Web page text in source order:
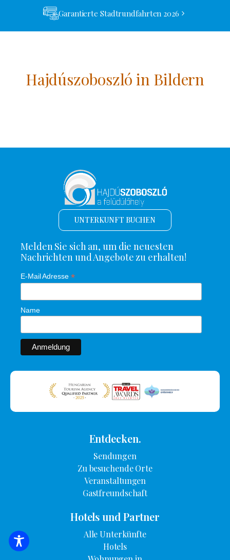
Garantierte Stadtrundfahrten 2026
Hajdúszoboszló in Bildern
SUCHE NACH UNTERKUNFT
UNTERKUNFT BUCHEN
Melden Sie sich an, um die neuesten
Nachrichten und Angebote zu erhalten!
E-Mail Adresse *
Name
Entdecken.
Sendungen
Zu besuchende Orte
Veranstaltungen
Gastfreundschaft
Hotels und Partner
Alle Unterkünfte
Hotels